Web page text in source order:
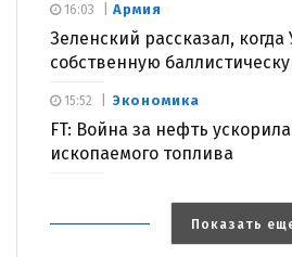
Армия
Зеленский рассказал,
собственную
16:03
Экономика
FT: Война за нефть
ископаемого топлива
15:52
Показать